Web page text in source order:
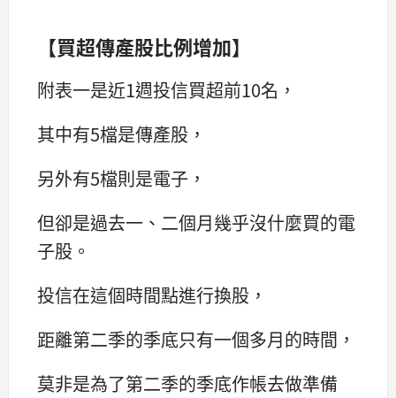
【買超傳產股比例增加】
附表一是近1週投信買超前10名，
其中有5檔是傳產股，
另外有5檔則是電子，
但卻是過去一、二個月幾乎沒什麼買的電
子股。
投信在這個時間點進行換股，
距離第二季的季底只有一個多月的時間，
莫非是為了第二季的季底作帳去做準備